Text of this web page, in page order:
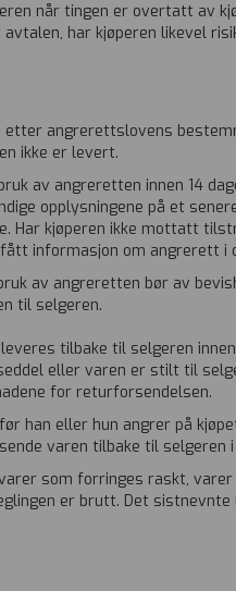
når tingen er overtatt av
har kjøperen likevel
etter angrerettslovens
ikke er levert.
av angreretten innen 14
opplysningene på et
Har kjøperen ikke mottatt
informasjon om angrerett
av angreretten bør av
til selgeren.
tilbake til selgeren
eller varen er stilt til
for returforsendelsen.
han eller hun angrer på
varen tilbake til
som forringes raskt,
er brutt. Det